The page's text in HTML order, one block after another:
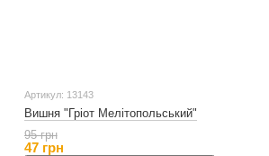
Артикул: 13143
Вишня "Гріот Мелітопольський"
95 грн
47 грн